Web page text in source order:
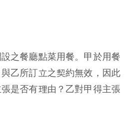
之餐廳點菜用餐。甲於用餐
乙所訂立之契約無效，因此
是否有理由？乙對甲得主張